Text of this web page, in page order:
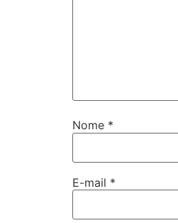
Nome *
E-mail *